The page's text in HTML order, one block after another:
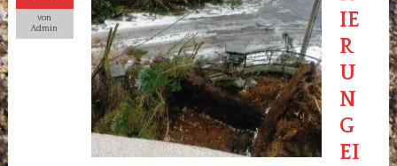
von
Admin
IE
R
U
N
G
EI